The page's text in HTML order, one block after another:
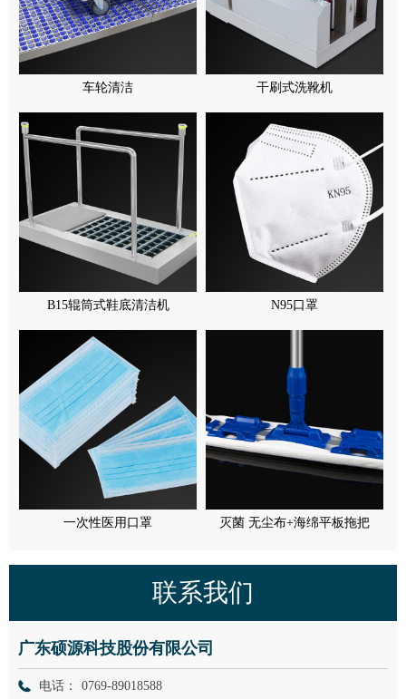
车轮清洁 干刷式洗靴机
B15辊筒式鞋底清洁机 N95口罩
一次性医用口罩 灭菌 无尘布+海绵平板拖把
联系我们
广东硕源科技股份有限公司
电话： 0769-89018588